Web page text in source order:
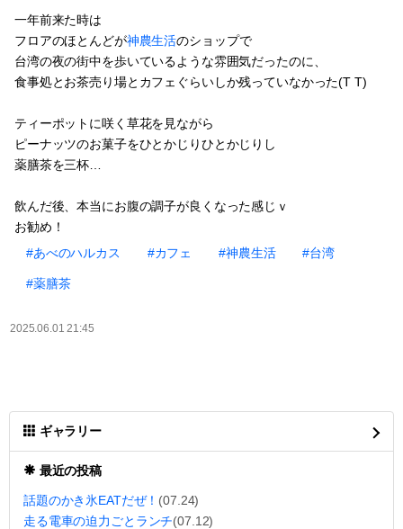
一年前来た時は
フロアのほとんどが神農生活のショップで
台湾の夜の街中を歩いているような雰囲気だったのに、
食事処とお茶売り場とカフェぐらいしか残っていなかった(T T)
ティーポットに咲く草花を見ながら
ピーナッツのお菓子をひとかじりひとかじりし
薬膳茶を三杯…
飲んだ後、本当にお腹の調子が良くなった感じｖ
お勧め！
#あべのハルカス
#カフェ #神農生活 #台湾
#薬膳茶
2025.06.01 21:45
ギャラリー
最近の投稿
話題のかき氷EATだぜ！ (07.24)
走る電車の迫力ごとランチ(07.12)